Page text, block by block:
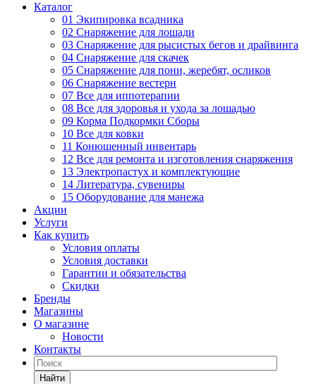
Каталог
01 Экипировка всадника
02 Снаряжение для лошади
03 Снаряжение для рысистых бегов и драйвинга
04 Снаряжение для скачек
05 Снаряжение для пони, жеребят, осликов
06 Снаряжение вестерн
07 Все для иппотерапии
08 Все для здоровья и ухода за лошадью
09 Корма Подкормки Сборы
10 Все для ковки
11 Конюшенный инвентарь
12 Все для ремонта и изготовления снаряжения
13 Электропастух и комплектующие
14 Литература, сувениры
15 Оборудование для манежа
Акции
Услуги
Как купить
Условия оплаты
Условия доставки
Гарантии и обязательства
Скидки
Бренды
Магазины
О магазине
Новости
Контакты
Найти